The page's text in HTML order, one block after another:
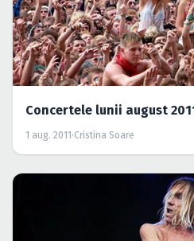
Concertele lunii august
1 aug. 2011·Cristina Soare